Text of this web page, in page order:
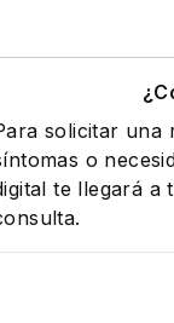
solicitar una
o
te llegará a